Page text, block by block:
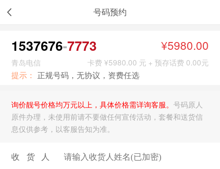
号码预约
1537676 7773 ¥5980.00
青岛电信 卡费 ¥5980.00 元 + 预存话费 0.00元
提示： 正规号码，无协议，资费任选
询价靓号价格均万元以上，具体价格需详询客服。 号码原人
原件办理，未使用前请不要做任何宣传活动，套餐和送货信
息仅供参考，以客服告知为准。
收货人